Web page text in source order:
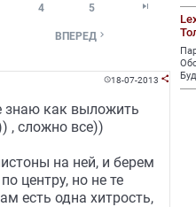
4 5 
ВПЕРЕД 
18-07-2013 
знаю как выложить
, сложно все))
на ней, и берем
центру, но не те
есть одна хитрость,